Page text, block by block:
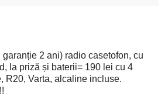
2 ani) radio casetofon, cu
la priză și baterii= 190 lei cu 4
R20, Varta, alcaline incluse.